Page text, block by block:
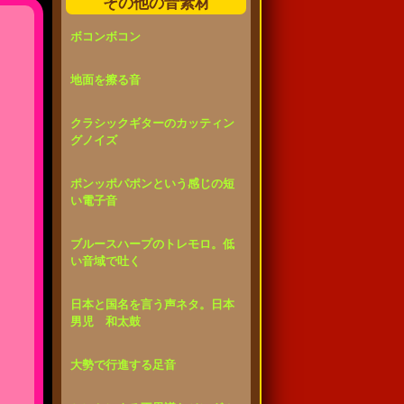
ボコンボコン
地面を擦る音
クラシックギターのカッティン
グノイズ
ポンッポパポンという感じの短
い電子音
ブルースハープのトレモロ。低
い音域で吐く
日本と国名を言う声ネタ。日本
男児 和太鼓
大勢で行進する足音